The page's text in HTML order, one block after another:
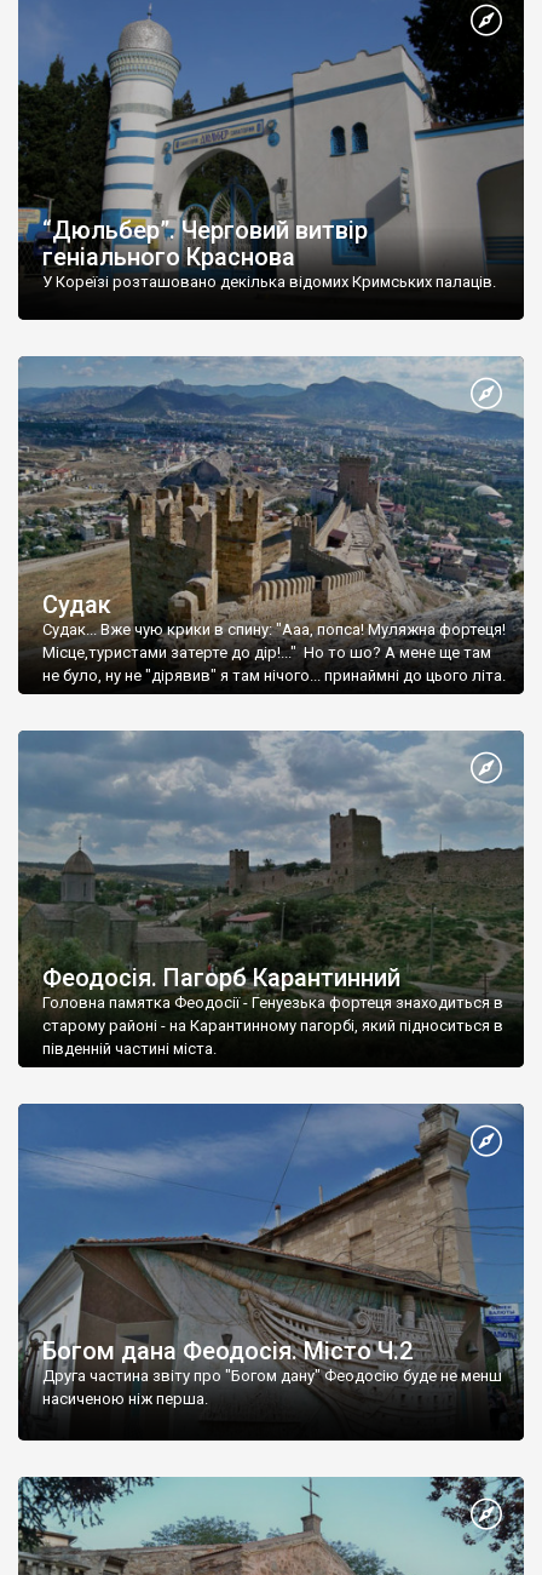
“Дюльбер”. Черговий витвір
геніального Краснова
У Кореїзі розташовано декілька відомих Кримських палаців.
Судак
Судак... Вже чую крики в спину: "Ааа, попса! Муляжна фортеця!
Місце,туристами затерте до дір!..." Но то шо? А мене ще там
не було, ну не "дірявив" я там нічого... принаймні до цього літа.
Феодосія. Пагорб Карантинний
Головна памятка Феодосії - Генуезька фортеця знаходиться в
старому районі - на Карантинному пагорбі, який підноситься в
південній частині міста.
Богом дана Феодосія. Місто Ч.2
Друга частина звіту про "Богом дану" Феодосію буде не менш
насиченою ніж перша.